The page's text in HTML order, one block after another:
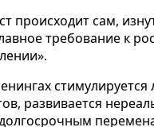
происходит сам,
требование к
развивается
долгосрочным